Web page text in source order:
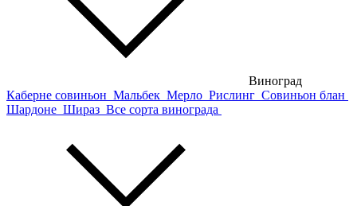
Виноград
Каберне совиньон Мальбек Мерло Рислинг Совиньон блан
Шардоне Шираз Все сорта винограда